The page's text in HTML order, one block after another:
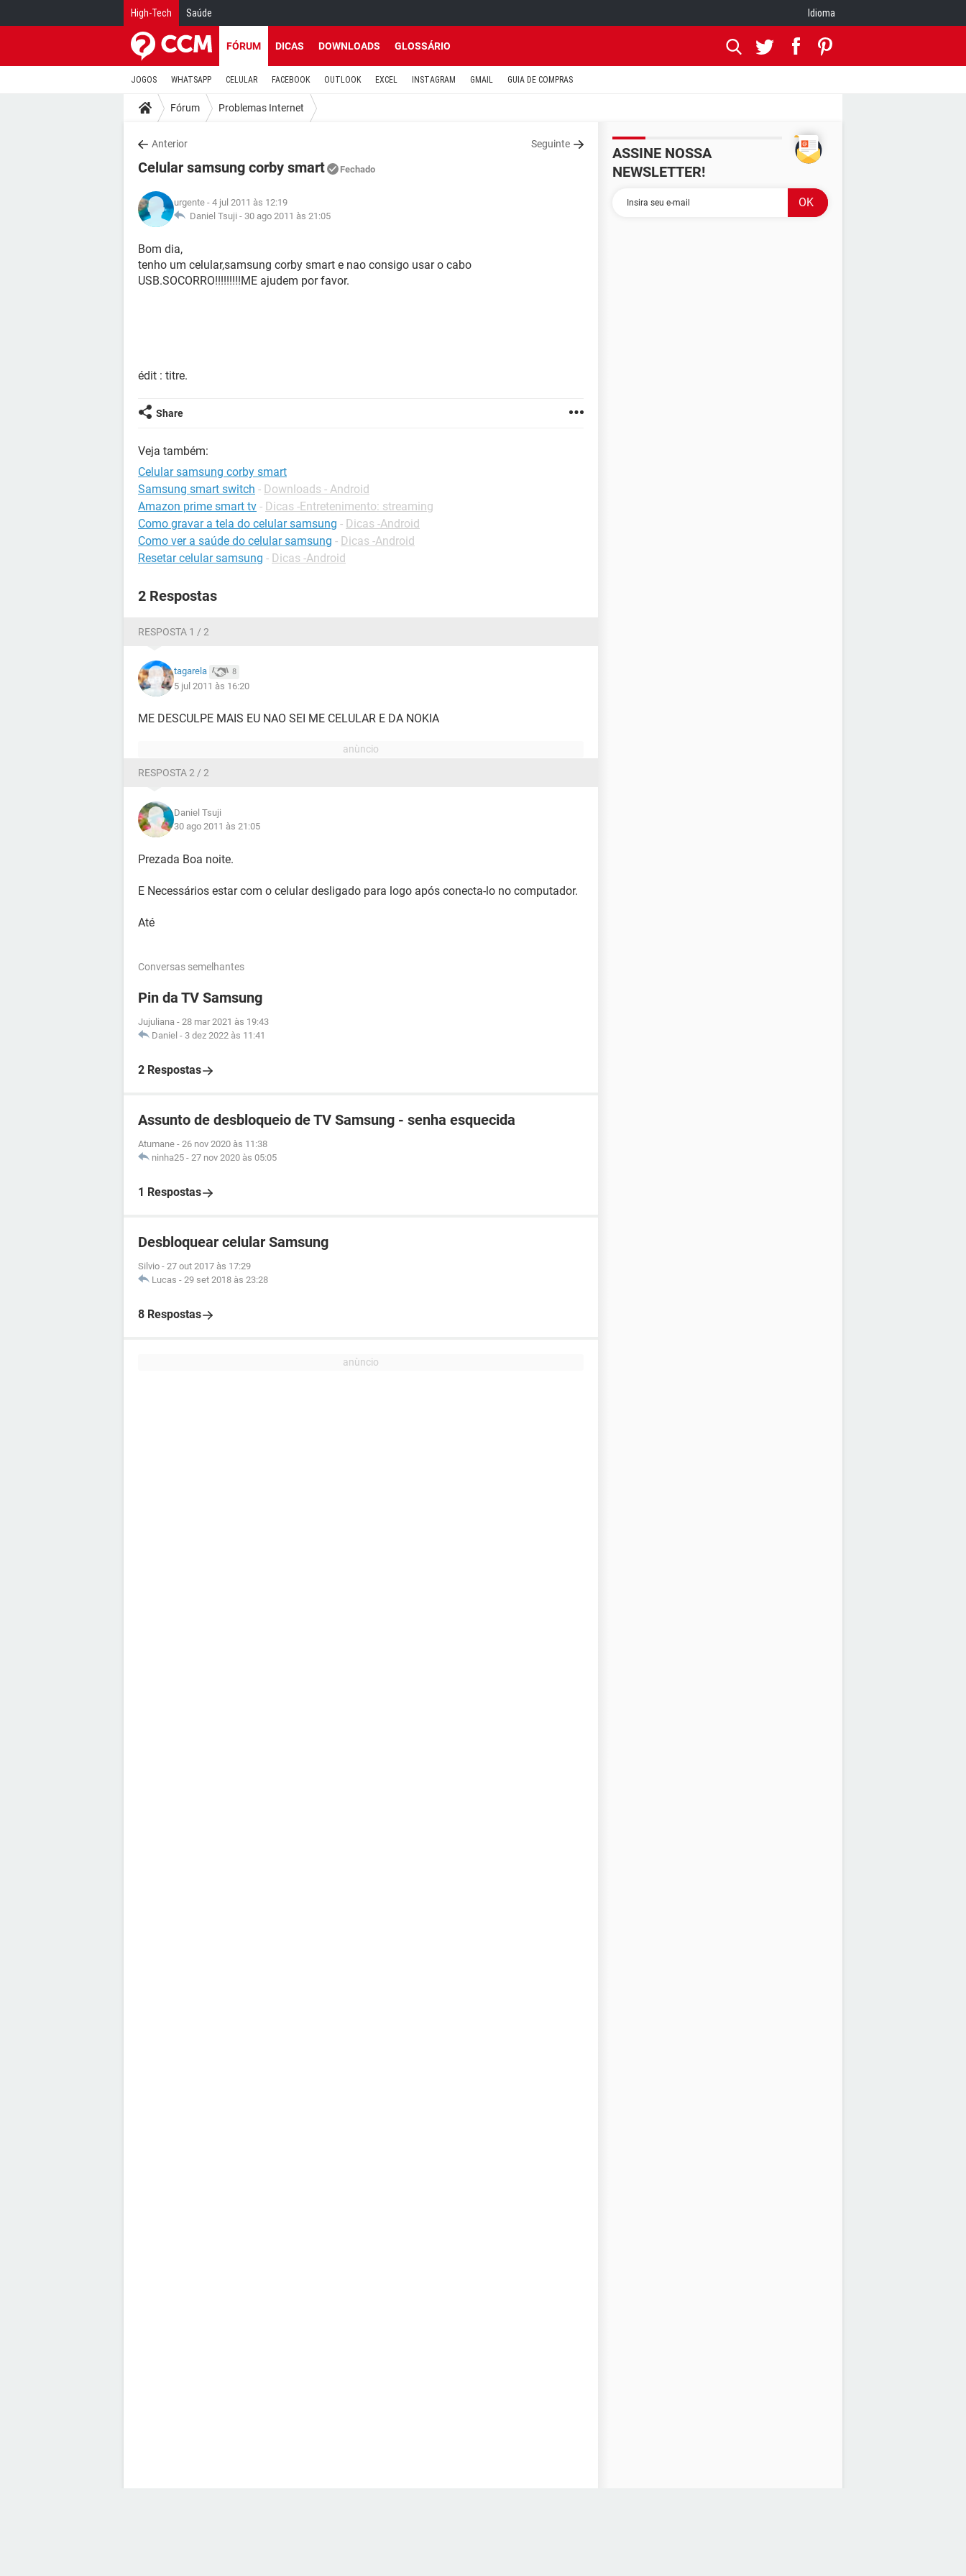
High-Tech Saúde Idioma
FÓRUM DICAS DOWNLOADS GLOSSÁRIO
JOGOS WHATSAPP CELULAR FACEBOOK OUTLOOK EXCEL INSTAGRAM GMAIL GUIA DE COMPRAS
Fórum Problemas Internet
Anterior Seguinte
Celular samsung corby smart Fechado
urgente - 4 jul 2011 às 12:19
Daniel Tsuji - 30 ago 2011 às 21:05
Bom dia,
tenho um celular,samsung corby smart e nao consigo usar o cabo
USB.SOCORRO!!!!!!!!!ME ajudem por favor.
édit : titre.
Share
Veja também:
Celular samsung corby smart
Samsung smart switch - Downloads - Android
Amazon prime smart tv - Dicas -Entretenimento: streaming
Como gravar a tela do celular samsung - Dicas -Android
Como ver a saúde do celular samsung - Dicas -Android
Resetar celular samsung - Dicas -Android
2 Respostas
RESPOSTA 1 / 2
tagarela 8
5 jul 2011 às 16:20
ME DESCULPE MAIS EU NAO SEI ME CELULAR E DA NOKIA
RESPOSTA 2 / 2
Daniel Tsuji
30 ago 2011 às 21:05
Prezada Boa noite.
E Necessários estar com o celular desligado para logo após conecta-lo no computador.
Até
Conversas semelhantes
Pin da TV Samsung
Jujuliana - 28 mar 2021 às 19:43
Daniel - 3 dez 2022 às 11:41
2 Respostas
Assunto de desbloqueio de TV Samsung - senha esquecida
Atumane - 26 nov 2020 às 11:38
ninha25 - 27 nov 2020 às 05:05
1 Respostas
Desbloquear celular Samsung
Silvio - 27 out 2017 às 17:29
Lucas - 29 set 2018 às 23:28
8 Respostas
ASSINE NOSSA
NEWSLETTER!